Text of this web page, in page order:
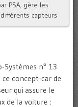
PSA, gère les
capteurs
Systèmes n° 13
concept-car de
qui assure le
de la voiture :